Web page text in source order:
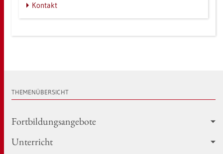
Kon­takt
THE­MEN­ÜBER­SICHT
Fort­bil­dungs­an­ge­bo­te
Un­ter­richt